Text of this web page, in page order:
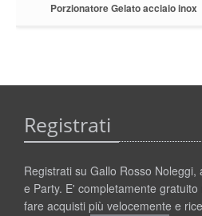
Porzionatore Gelato acciaio inox
Registrati
Registrati su Gallo Rosso
e Party. E' completamente
fare acquisti più velocemente e